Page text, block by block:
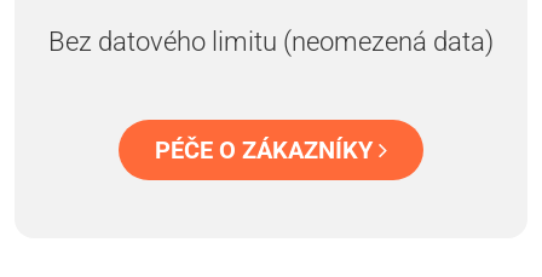
Bez datového limitu (neomezená data)
PÉČE O ZÁKAZNÍKY